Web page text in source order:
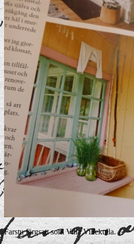
Farstu färgsatt som Villa Villekulla.